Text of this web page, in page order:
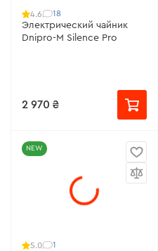
4.6 18
Электрический чайник
Dnipro-M Silence Pro
2 970 ₴
NEW
5.0 1